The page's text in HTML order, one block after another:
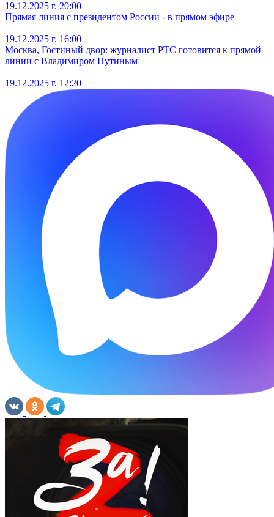
19.12.2025 г. 20:00
Прямая линия с президентом России - в прямом эфире
19.12.2025 г. 16:00
Москва, Гостиный двор: журналист РТС готовится к прямой
линии с Владимиром Путиным
19.12.2025 г. 12:20